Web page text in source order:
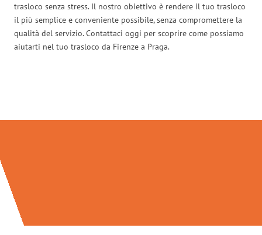
trasloco senza stress. Il nostro obiettivo è rendere il tuo trasloco
il più semplice e conveniente possibile, senza compromettere la
qualità del servizio. Contattaci oggi per scoprire come possiamo
aiutarti nel tuo trasloco da Firenze a Praga.